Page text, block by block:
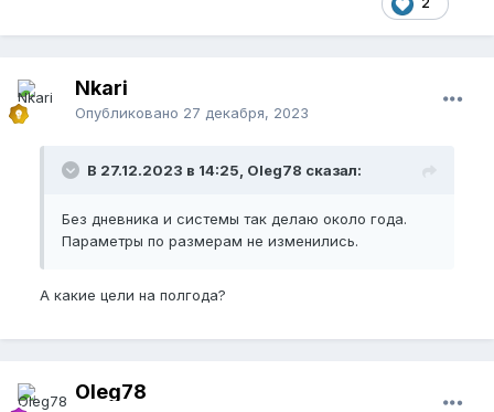
Nkari
Опубликовано 27 декабря, 2023
В 27.12.2023 в 14:25, Oleg78 сказал:
Без дневника и системы так делаю около года.
Параметры по размерам не изменились.
А какие цели на полгода?
Oleg78